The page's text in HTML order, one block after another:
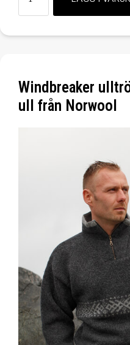
Windbreaker
ull från Norwool